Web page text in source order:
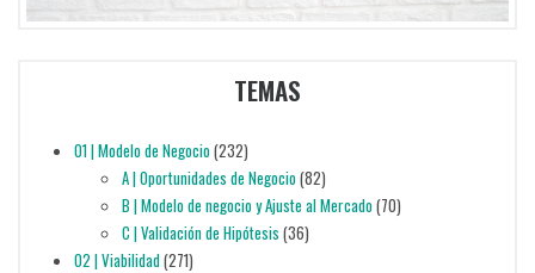
TEMAS
01 | Modelo de Negocio(232)
A | Oportunidades de Negocio(82)
B | Modelo de negocio y Ajuste al Mercado(70)
C | Validación de Hipótesis (36)
02 | Viabilidad(271)